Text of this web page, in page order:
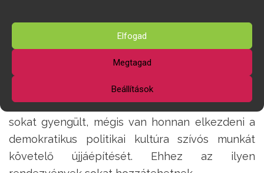
Elfogad
Megtagad
Beállítások
Az egyik érdeklődő a rendezvény vége előtt
néhány perccel azzal távozott, hogy ezen az
estén végre újból Európában érezte magát. Mi
úgy látjuk, hogy a magyar társadalom
ellenállóképessége az elmúlt 15 évben ugyan
sokat gyengült, mégis van honnan elkezdeni a
demokratikus politikai kultúra szívós munkát
követelő újjáépítését. Ehhez az ilyen